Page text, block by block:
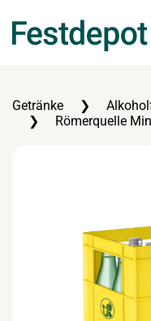
Zum Hauptinhalt
Getränke
Römerquelle